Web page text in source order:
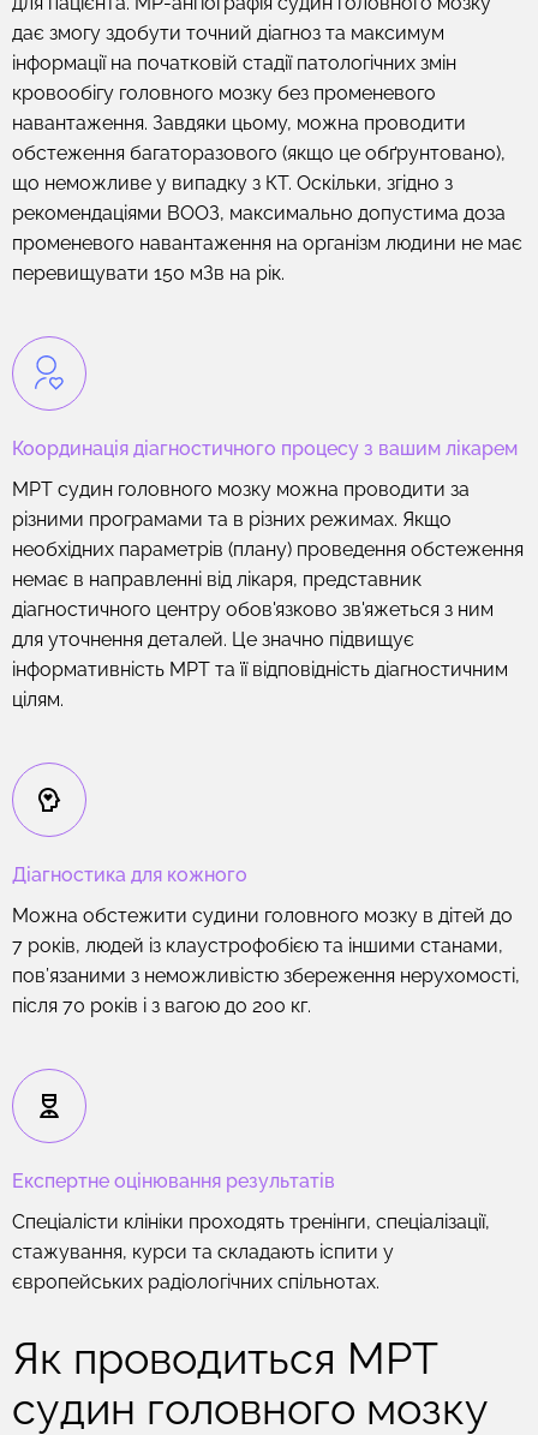
дає змогу здобути точний діагноз та максимум
інформації на початковій стадії патологічних змін
кровообігу головного мозку без променевого
навантаження. Завдяки цьому, можна проводити
обстеження багаторазового (якщо це обґрунтовано),
що неможливе у випадку з КТ. Оскільки, згідно з
рекомендаціями ВООЗ, максимально допустима доза
променевого навантаження на організм людини не має
перевищувати 150 мЗв на рік.
Координація діагностичного процесу з вашим лікарем
МРТ судин головного мозку можна проводити за
різними програмами та в різних режимах. Якщо
необхідних параметрів (плану) проведення обстеження
немає в направленні від лікаря, представник
діагностичного центру обов'язково зв'яжеться з ним
для уточнення деталей. Це значно підвищує
інформативність МРТ та її відповідність діагностичним
цілям.
Діагностика для кожного
Можна обстежити судини головного мозку в дітей до
7 років, людей із клаустрофобією та іншими станами,
пов’язаними з неможливістю збереження нерухомості,
після 70 років і з вагою до 200 кг.
Експертне оцінювання результатів
Спеціалісти клініки проходять тренінги, спеціалізації,
стажування, курси та складають іспити у
європейських радіологічних спільнотах.
Як проводиться МРТ
судин головного мозку